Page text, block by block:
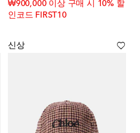
₩900,000 이상 구매 시 10% 할
인코드 FIRST10
신상